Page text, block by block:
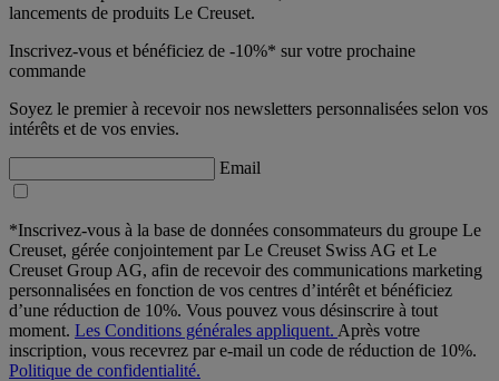
lancements de produits Le Creuset.
Inscrivez-vous et bénéficiez de -10%* sur votre prochaine
commande
Soyez le premier à recevoir nos newsletters personnalisées selon vos
intérêts et de vos envies.
Email
*Inscrivez-vous à la base de données consommateurs du groupe Le
Creuset, gérée conjointement par Le Creuset Swiss AG et Le
Creuset Group AG, afin de recevoir des communications marketing
personnalisées en fonction de vos centres d’intérêt et bénéficiez
d’une réduction de 10%. Vous pouvez vous désinscrire à tout
moment. Les Conditions générales appliquent. Après votre
inscription, vous recevrez par e-mail un code de réduction de 10%.
Politique de confidentialité.